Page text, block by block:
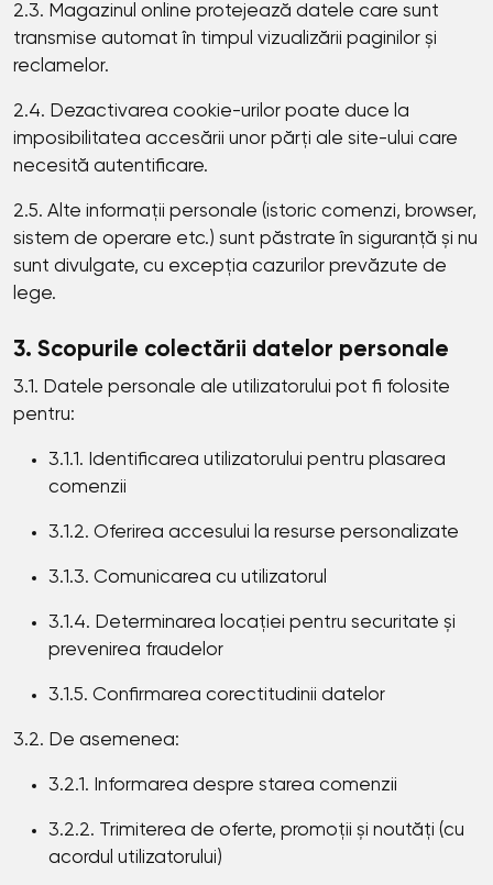
2.3. Magazinul online protejează datele care sunt
transmise automat în timpul vizualizării paginilor și
reclamelor.
2.4. Dezactivarea cookie-urilor poate duce la
imposibilitatea accesării unor părți ale site-ului care
necesită autentificare.
2.5. Alte informații personale (istoric comenzi, browser,
sistem de operare etc.) sunt păstrate în siguranță și nu
sunt divulgate, cu excepția cazurilor prevăzute de
lege.
3. Scopurile colectării datelor personale
3.1. Datele personale ale utilizatorului pot fi folosite
pentru:
3.1.1. Identificarea utilizatorului pentru plasarea
comenzii
3.1.2. Oferirea accesului la resurse personalizate
3.1.3. Comunicarea cu utilizatorul
3.1.4. Determinarea locației pentru securitate și
prevenirea fraudelor
3.1.5. Confirmarea corectitudinii datelor
3.2. De asemenea:
3.2.1. Informarea despre starea comenzii
3.2.2. Trimiterea de oferte, promoții și noutăți (cu
acordul utilizatorului)